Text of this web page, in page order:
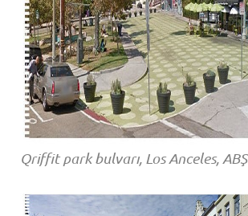
Qriffit park bulvarı, Los Anceles, ABŞ